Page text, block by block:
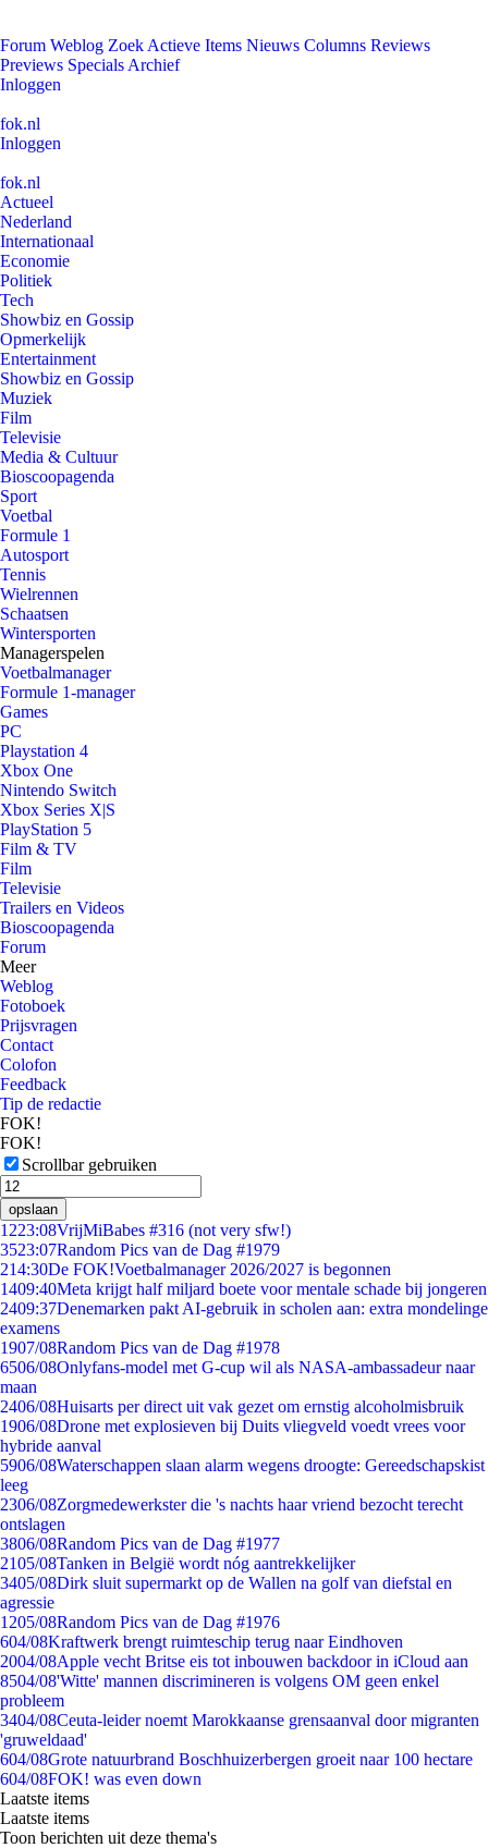
Forum Weblog Zoek Actieve Items Nieuws Columns Reviews
Previews Specials Archief
Inloggen
fok.nl
Inloggen
fok.nl
Actueel
Nederland
Internationaal
Economie
Politiek
Tech
Showbiz en Gossip
Opmerkelijk
Entertainment
Showbiz en Gossip
Muziek
Film
Televisie
Media & Cultuur
Bioscoopagenda
Sport
Voetbal
Formule 1
Autosport
Tennis
Wielrennen
Schaatsen
Wintersporten
Managerspelen
Voetbalmanager
Formule 1-manager
Games
PC
Playstation 4
Xbox One
Nintendo Switch
Xbox Series X|S
PlayStation 5
Film & TV
Film
Televisie
Trailers en Videos
Bioscoopagenda
Forum
Meer
Weblog
Fotoboek
Prijsvragen
Contact
Colofon
Feedback
Tip de redactie
FOK!
FOK!
Scrollbar gebruiken
opslaan
1223:08VrijMiBabes #316 (not very sfw!)
3523:07Random Pics van de Dag #1979
214:30De FOK!Voetbalmanager 2026/2027 is begonnen
1409:40Meta krijgt half miljard boete voor mentale schade bij jongeren
2409:37Denemarken pakt AI-gebruik in scholen aan: extra mondelinge
examens
1907/08Random Pics van de Dag #1978
6506/08Onlyfans-model met G-cup wil als NASA-ambassadeur naar
maan
2406/08Huisarts per direct uit vak gezet om ernstig alcoholmisbruik
1906/08Drone met explosieven bij Duits vliegveld voedt vrees voor
hybride aanval
5906/08Waterschappen slaan alarm wegens droogte: Gereedschapskist
leeg
2306/08Zorgmedewerkster die 's nachts haar vriend bezocht terecht
ontslagen
3806/08Random Pics van de Dag #1977
2105/08Tanken in België wordt nóg aantrekkelijker
3405/08Dirk sluit supermarkt op de Wallen na golf van diefstal en
agressie
1205/08Random Pics van de Dag #1976
604/08Kraftwerk brengt ruimteschip terug naar Eindhoven
2004/08Apple vecht Britse eis tot inbouwen backdoor in iCloud aan
8504/08'Witte' mannen discrimineren is volgens OM geen enkel
probleem
3404/08Ceuta-leider noemt Marokkaanse grensaanval door migranten
'gruweldaad'
604/08Grote natuurbrand Boschhuizerbergen groeit naar 100 hectare
604/08FOK! was even down
Laatste items
Laatste items
Toon berichten uit deze thema's